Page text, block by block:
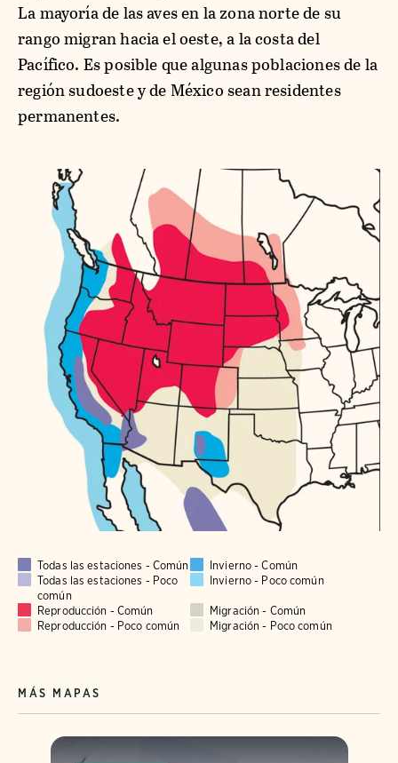
La mayoría de las aves en la zona norte de su
rango migran hacia el oeste, a la costa del
Pacífico. Es posible que algunas poblaciones de la
región sudoeste y de México sean residentes
permanentes.
Todas las estaciones - Común
Invierno - Común
Todas las estaciones - Poco
común
Invierno - Poco común
Reproducción - Común
Migración - Común
Reproducción - Poco común
Migración - Poco común
MÁS MAPAS